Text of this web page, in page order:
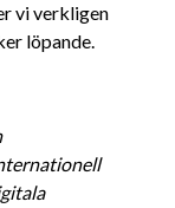
vi verkligen
löpande.